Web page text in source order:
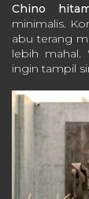
Chino
minimalis.
abu terang
lebih mahal.
ingin tampil